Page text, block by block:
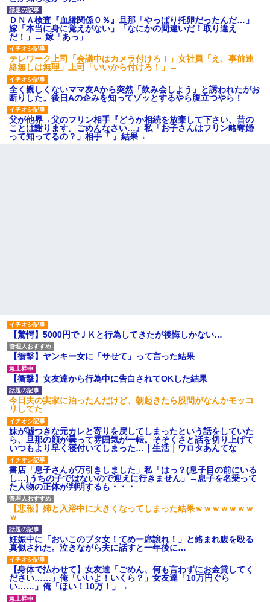
ＤＮＡ検査『血縁関係０％』旦那「やっぱり托卵だったんだ…」
嫁「本当に身に覚えがない」「なにかの間違いだ！取り違え
だ！」→ 嫁「あっ」
テレワーク上司「会議中はカメラ付けろ！」女社員「え、事前連
絡無しは無理」上司「いいから付けろ！」→
全く親しくないママ友Aから突然「飲み会しよう」と誘われたがお
断りした。後日Aの企みを知ってゾッとするやら腹立つやら！
父が他界→父のフリン相手『どうか相続を放棄して下さい、昔の
ことは謝ります。ごめんなさい…』私「お子さんはフリン略奪婚
って知ってるの？」相手『 』結果→
【驚愕】5000円でＪＫと行為してきたが後悔しかない…
【衝撃】ヤンキー女に「サせて」って言った結果
【衝撃】女友達から行為中に告白されてOKした結果
今日夫の実家に泊ったんだけど、朝起きたら股間がなんかモッコ
リしてた
妹が嘘つきな元カレと寄りを戻してしまったという話をしていた
ら、旦那の顔が曇って雰囲気が一転。そそくさと話を切り上げて
いつもより早く寝付いてしまった…｜生活｜ワロタあんてな
書店「息子さんが万引きしました」私「はっ？(息子目の前にいる
し…)うちの子ではないので迎えに行きません」→息子を名乗って
た人物の正体が判明するも・・・
【悲報】姉と入浴中に大きくなってしまった結果ｗｗｗｗｗｗｗ
ｗ
妊娠中に「おいこのブタ女！てめー席譲れ！」と絡まれ腹を殴る
真似された。泣きながら夫に話すと一年後に…
【身体で払わせて】女友達「ごめん、何も言わずにお金貸してく
ださい……」俺「いいよ！いくら？」女友達「10万円ぐら
い……」俺「ほい！10万！」→